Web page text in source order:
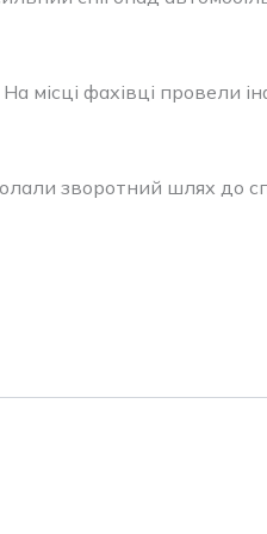
місці фахівці провели
зворотний шлях до